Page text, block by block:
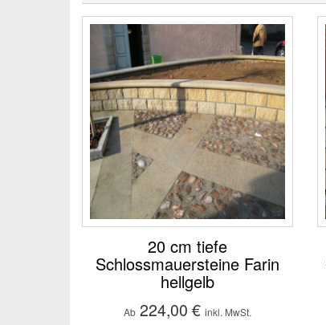
20 cm tiefe
Schlossmauersteine Farin
hellgelb
Ab 224,00 € inkl. MwSt.